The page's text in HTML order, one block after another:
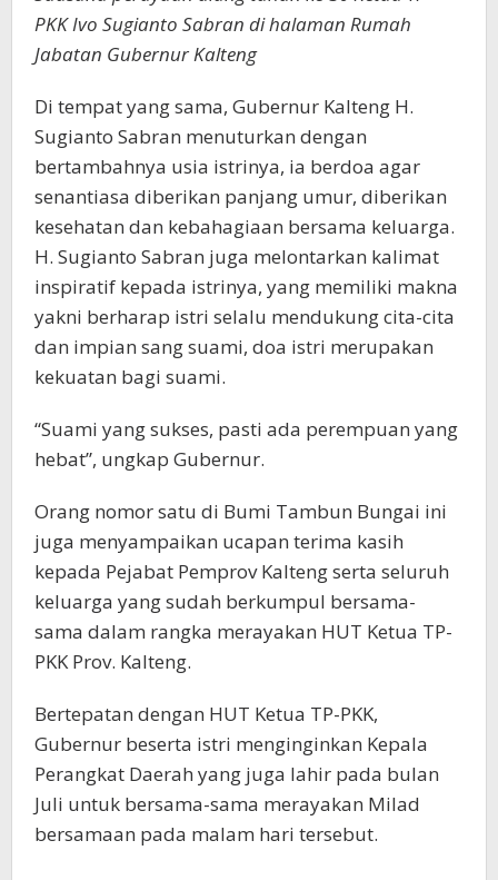
PKK Ivo Sugianto Sabran di halaman Rumah
Jabatan Gubernur Kalteng
Di tempat yang sama, Gubernur Kalteng H.
Sugianto Sabran menuturkan dengan
bertambahnya usia istrinya, ia berdoa agar
senantiasa diberikan panjang umur, diberikan
kesehatan dan kebahagiaan bersama keluarga.
H. Sugianto Sabran juga melontarkan kalimat
inspiratif kepada istrinya, yang memiliki makna
yakni berharap istri selalu mendukung cita-cita
dan impian sang suami, doa istri merupakan
kekuatan bagi suami.
“Suami yang sukses, pasti ada perempuan yang
hebat”, ungkap Gubernur.
Orang nomor satu di Bumi Tambun Bungai ini
juga menyampaikan ucapan terima kasih
kepada Pejabat Pemprov Kalteng serta seluruh
keluarga yang sudah berkumpul bersama-
sama dalam rangka merayakan HUT Ketua TP-
PKK Prov. Kalteng.
Bertepatan dengan HUT Ketua TP-PKK,
Gubernur beserta istri menginginkan Kepala
Perangkat Daerah yang juga lahir pada bulan
Juli untuk bersama-sama merayakan Milad
bersamaan pada malam hari tersebut.